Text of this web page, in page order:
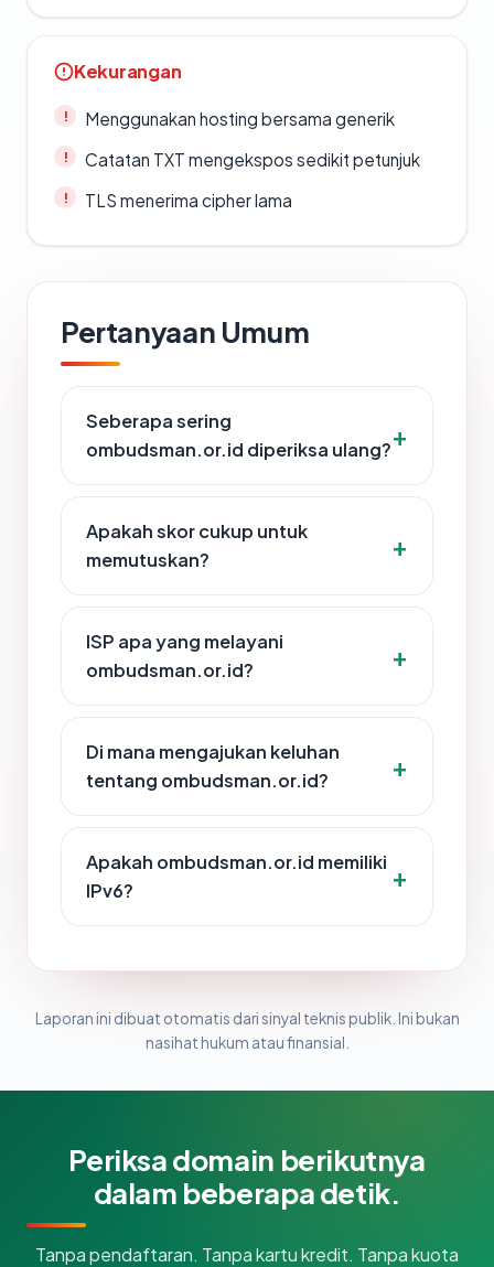
Kekurangan
Menggunakan hosting bersama generik
Catatan TXT mengekspos sedikit petunjuk
TLS menerima cipher lama
Pertanyaan Umum
Seberapa sering
ombudsman.or.id diperiksa ulang?
Apakah skor cukup untuk
memutuskan?
ISP apa yang melayani
ombudsman.or.id?
Di mana mengajukan keluhan
tentang ombudsman.or.id?
Apakah ombudsman.or.id memiliki
IPv6?
Laporan ini dibuat otomatis dari sinyal teknis publik. Ini bukan
nasihat hukum atau finansial.
Periksa domain berikutnya
dalam beberapa detik.
Tanpa pendaftaran. Tanpa kartu kredit. Tanpa kuota